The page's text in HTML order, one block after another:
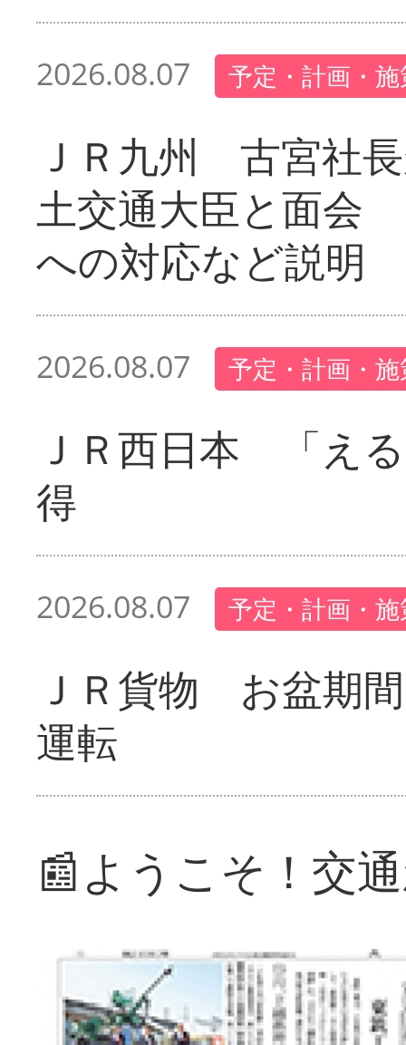
2026.08.07 予定・計画・
ＪＲ九州 古宮社
土交通大臣と面会
への対応など説明
2026.08.07 予定・計画・
ＪＲ西日本 「え
得
2026.08.07 予定・計画・
ＪＲ貨物 お盆期
運転
📰ようこそ！交